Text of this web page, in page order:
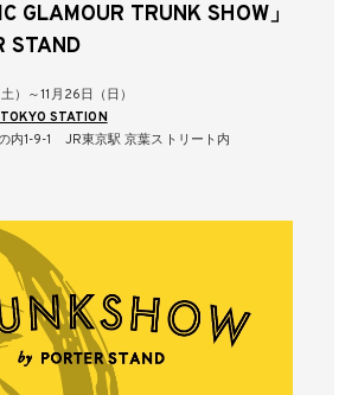
GLAMOUR TRUNK SHOW」
STAND
）～11月26日（日）
STATION
内1-9-1 JR東京駅 京葉ストリート内